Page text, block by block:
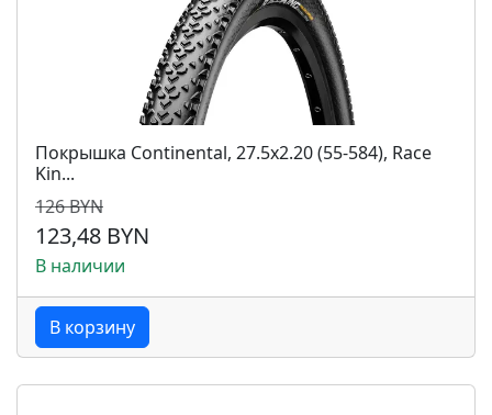
Покрышка Continental, 27.5x2.20 (55-584), Race
Kin...
126 BYN
123,48 BYN
В наличии
В корзину